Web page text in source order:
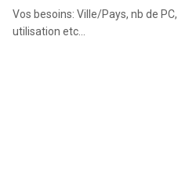
Vos besoins: Ville/Pays, nb de PC,
utilisation etc...